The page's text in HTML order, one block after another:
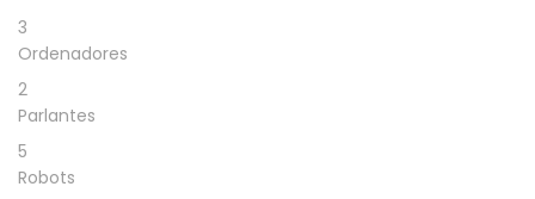
3
Ordenadores
2
Parlantes
5
Robots